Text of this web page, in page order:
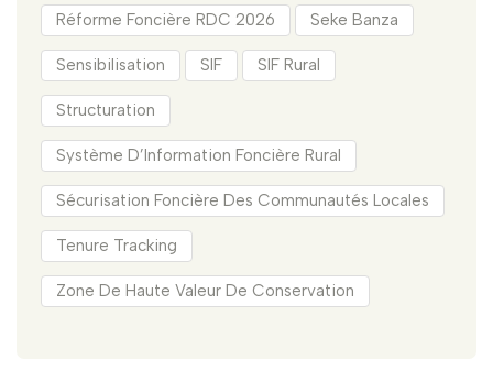
Réforme Foncière RDC 2026 Seke Banza
Sensibilisation SIF SIF Rural
Structuration
Système D’Information Foncière Rural
Sécurisation Foncière Des Communautés Locales
Tenure Tracking
Zone De Haute Valeur De Conservation